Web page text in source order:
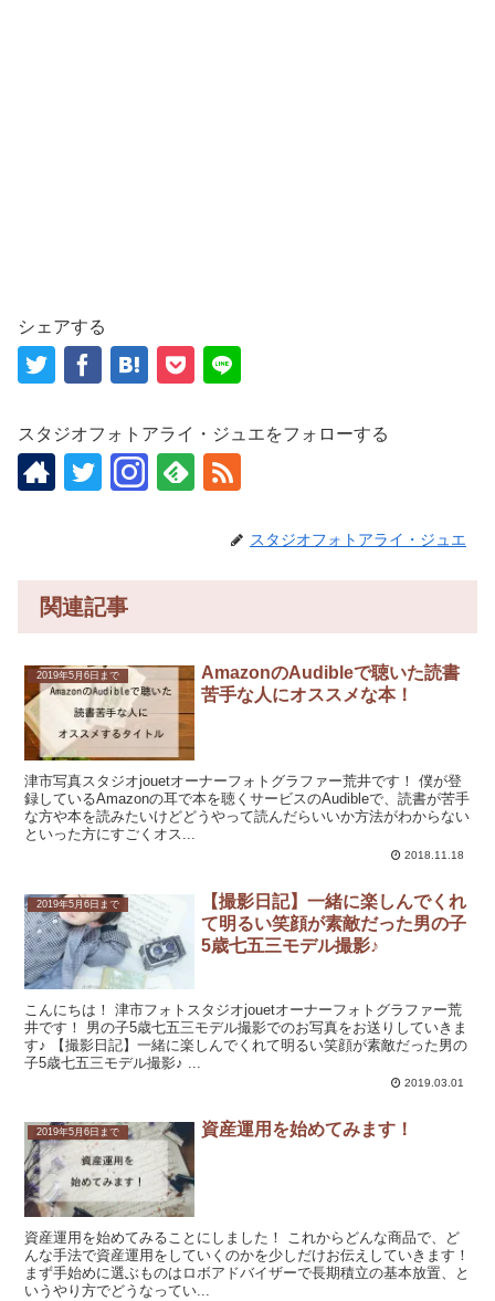
シェアする
スタジオフォトアライ・ジュエをフォローする
スタジオフォトアライ・ジュエ
関連記事
2019年5月6日まで
AmazonのAudibleで聴いた読書
苦手な人にオススメな本！
津市写真スタジオjouetオーナーフォトグラファー荒井です！ 僕が登
録しているAmazonの耳で本を聴くサービスのAudibleで、読書が苦手
な方や本を読みたいけどどうやって読んだらいいか方法がわからない
といった方にすごくオス...
2018.11.18
2019年5月6日まで
【撮影日記】一緒に楽しんでくれ
て明るい笑顔が素敵だった男の子
5歳七五三モデル撮影♪
こんにちは！ 津市フォトスタジオjouetオーナーフォトグラファー荒
井です！ 男の子5歳七五三モデル撮影でのお写真をお送りしていきま
す♪ 【撮影日記】一緒に楽しんでくれて明るい笑顔が素敵だった男の
子5歳七五三モデル撮影♪ ...
2019.03.01
2019年5月6日まで 資産運用を始めてみます！
資産運用を始めてみることにしました！ これからどんな商品で、ど
んな手法で資産運用をしていくのかを少しだけお伝えしていきます！
まず手始めに選ぶものはロボアドバイザーで長期積立の基本放置、と
いうやり方でどうなってい...